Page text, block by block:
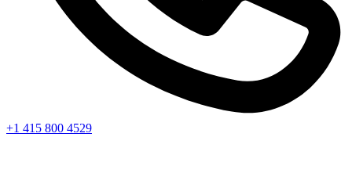
+1 415 800 4529